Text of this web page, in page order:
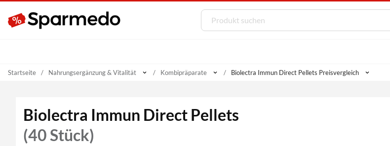
Startseite Nahrungsergänzung & Vitalität Kombipräparate Biolectra Immun Direct Pellets Preisvergleich
Biolectra Immun Direct Pellets
(40 Stück)